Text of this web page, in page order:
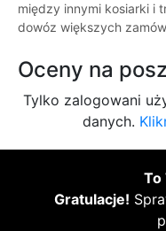
między innymi kosiarki i
dowóz większych
Oceny na
Tylko zalogowani
danych.
To
Gratulacje!